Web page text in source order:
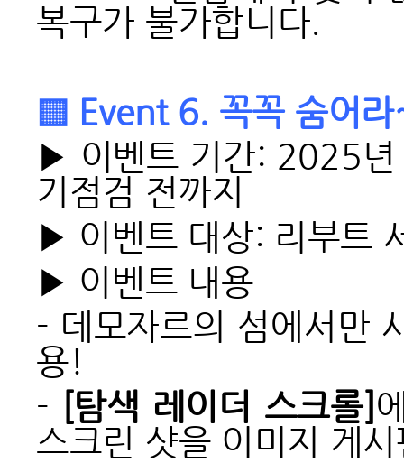
복구가 불가합니다.
▒ Event 6. 꼭꼭 숨어
▶ 이벤트 기간: 2025
기점검 전까지
▶ 이벤트 대상: 리부트
▶ 이벤트 내용
- 데모자르의 섬에 서 만
용!
- [탐색 레이더 스크롤]
스크린 샷을 이미지 게